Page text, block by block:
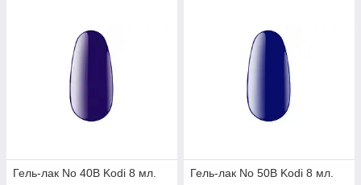
Гель-лак No 40B Kodi 8 мл.
Гель-лак No 50B Kodi 8 мл.